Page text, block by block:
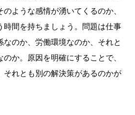
ような感情が湧いてくるのか、
時間を持ちましょう。問題は仕事
なのか、労働環境なのか、それと
のか。原因を明確にすることで、
それとも別の解決策があるのかが